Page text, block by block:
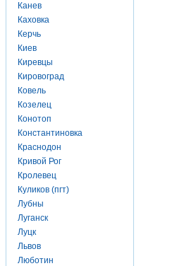
Канев
Каховка
Керчь
Киев
Киревцы
Кировоград
Ковель
Козелец
Конотоп
Константиновка
Краснодон
Кривой Рог
Кролевец
Куликов (пгт)
Лубны
Луганск
Луцк
Львов
Люботин